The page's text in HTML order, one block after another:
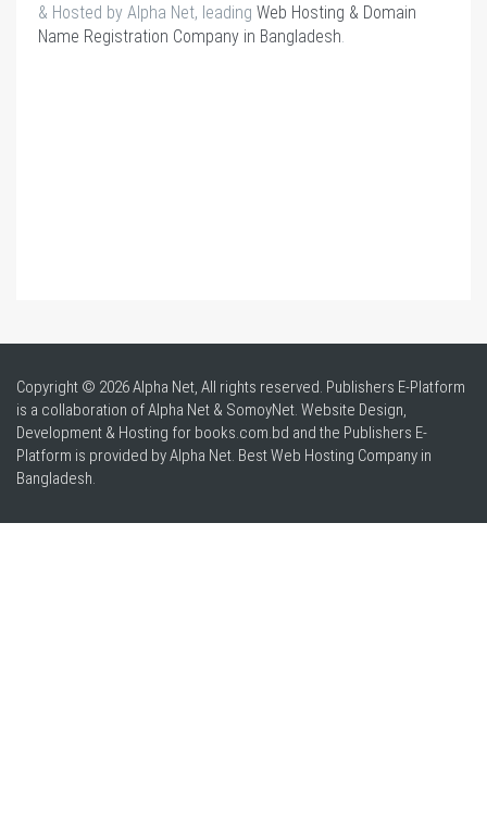
& Hosted by Alpha Net, leading Web Hosting & Domain
Name Registration Company in Bangladesh
Copyright © 2026 Alpha Net, All rights reserved. Publishers E-Platform
is a collaboration of Alpha Net & SomoyNet. Website Design,
Development & Hosting for books.com.bd and the Publishers E-
Platform is provided by Alpha Net. BestWeb Hosting Company in
Bangladesh.